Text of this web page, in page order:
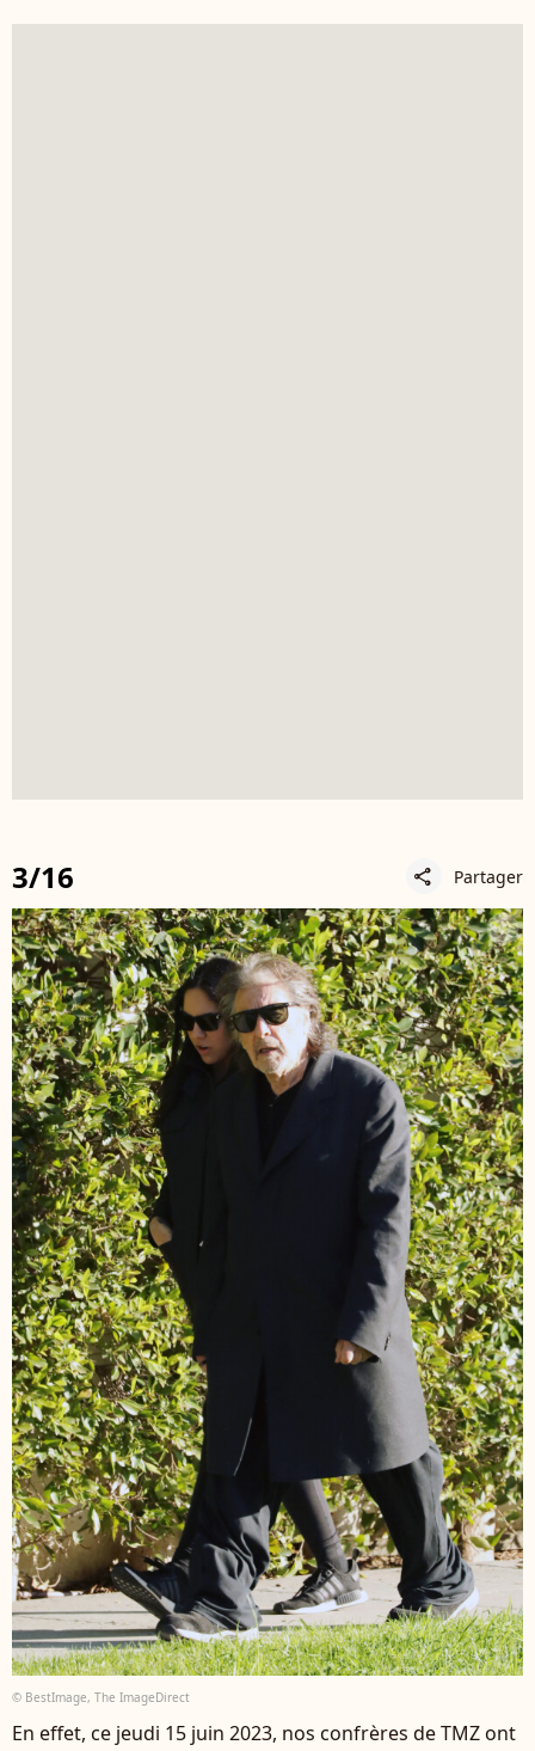
3/16 share Partager
© BestImage, The ImageDirect
En effet, ce jeudi 15 juin 2023, nos confrères de TMZ ont